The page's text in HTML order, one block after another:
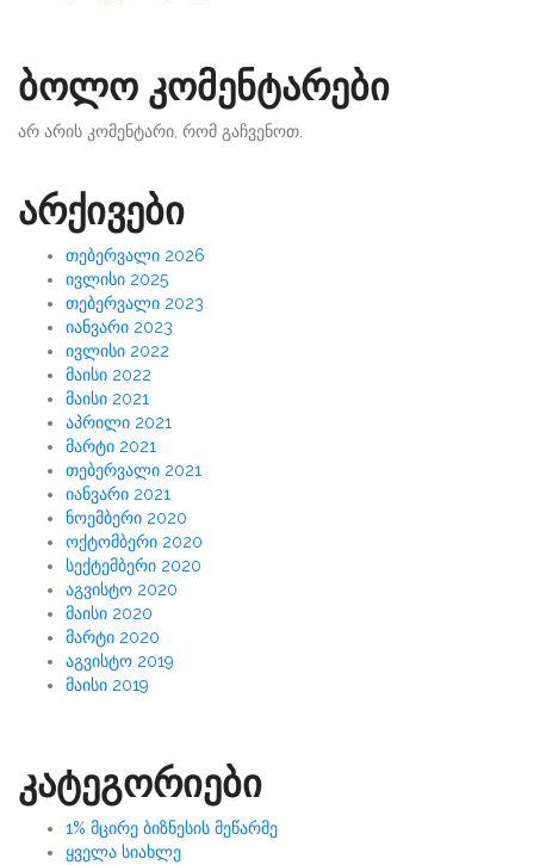
ბოლო კომენტარები
არ არის კომენტარი, რომ გაჩვენოთ.
არქივები
თებერვალი 2026
ივლისი 2025
თებერვალი 2023
იანვარი 2023
ივლისი 2022
მაისი 2022
მაისი 2021
აპრილი 2021
მარტი 2021
თებერვალი 2021
იანვარი 2021
ნოემბერი 2020
ოქტომბერი 2020
სექტემბერი 2020
აგვისტო 2020
მაისი 2020
მარტი 2020
აგვისტო 2019
მაისი 2019
კატეგორიები
1% მცირე ბიზნესის მეწარმე
ყველა სიახლე